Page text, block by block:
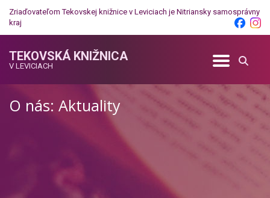
Zriaďovateľom Tekovskej knižnice v Leviciach je Nitriansky samosprávny
kraj
TEKOVSKÁ KNIŽNICA
V LEVICIACH
O nás: Aktuality